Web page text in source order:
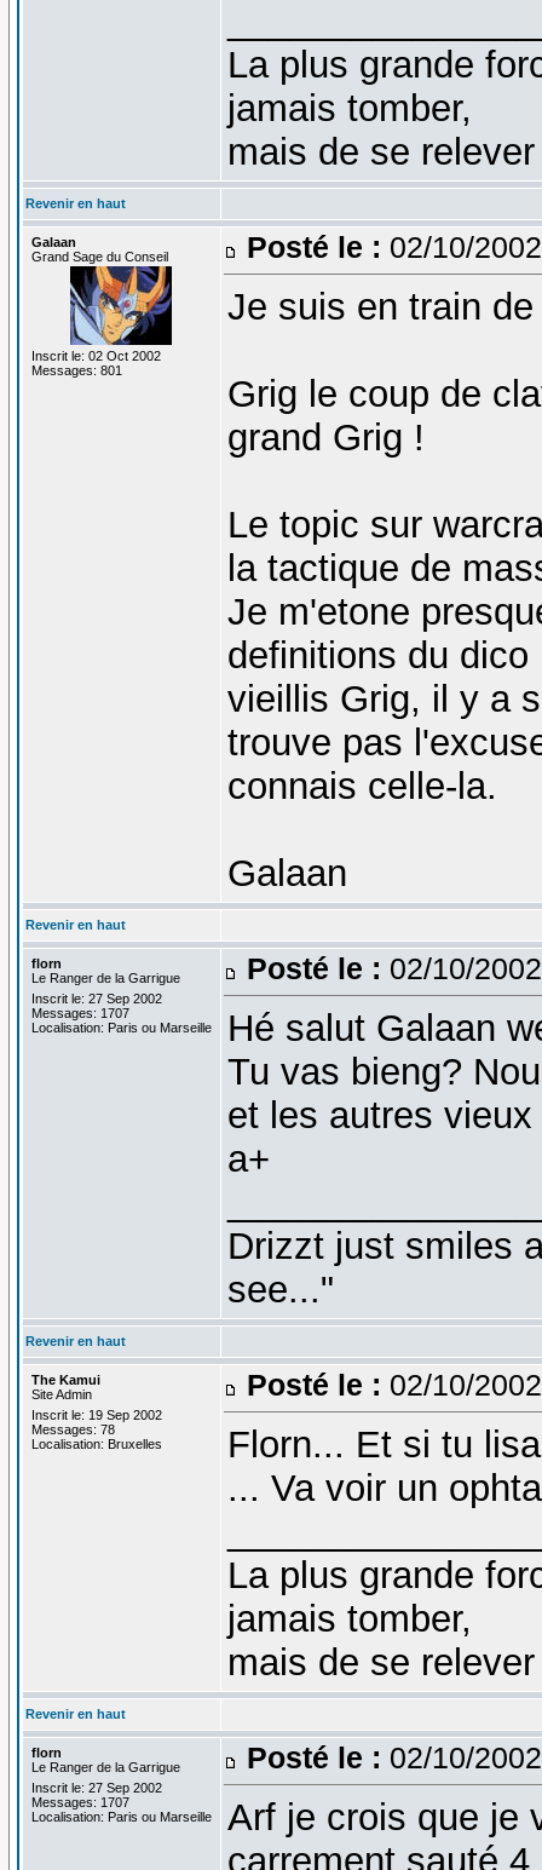
La plus grande
jamais tomber,
mais de se
Revenir en haut
Galaan
Grand Sage du Conseil
Inscrit le: 02 Oct 2002
Messages: 801
Posté le : 02/10/
Je suis en train
Grig le coup de
grand Grig !
Le topic sur
la tactique de
Je m'etone
definitions du
vieillis Grig, il y a
trouve pas
connais celle-la.
Galaan
Revenir en haut
florn
Le Ranger de la Garrigue
Inscrit le: 27 Sep 2002
Messages: 1707
Localisation: Paris ou Marseille
Posté le : 02/10/
Hé salut Galaan
Tu vas bieng?
et les autres
a+
Drizzt just smiles
see..."
Revenir en haut
The Kamui
Site Admin
Inscrit le: 19 Sep 2002
Messages: 78
Localisation: Bruxelles
Posté le : 02/10/
Florn... Et si tu
... Va voir un
La plus grande
jamais tomber,
mais de se
Revenir en haut
florn
Le Ranger de la Garrigue
Inscrit le: 27 Sep 2002
Messages: 1707
Localisation: Paris ou Marseille
Posté le : 02/10/
Arf je crois que je
carrement sauté